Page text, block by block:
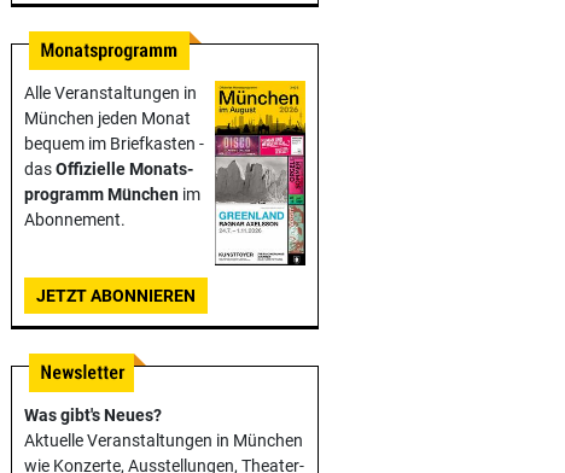
Alle Veranstaltungen in
München jeden Monat
bequem im Briefkasten -
dasOffizielle Monats­
programm München im
Abonnement.
JETZT ABONNIEREN
Was gibt's Neues?
Aktuelle Veranstaltungen in München
wie Konzerte, Ausstellungen, Theater­